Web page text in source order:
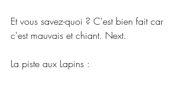
Et vous savez-quoi ? C'est bien fait car
c'est mauvais et chiant. Next.
La piste aux Lapins :